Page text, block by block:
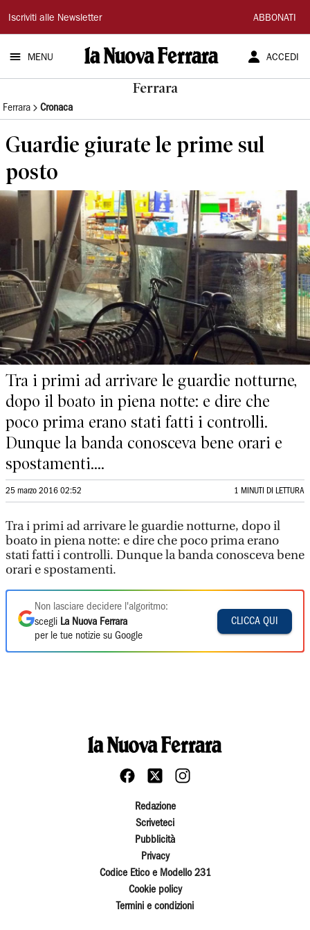
La
Nuova
Ferrara
Iscriviti alle Newsletter ABBONATI
MENU ACCEDI
Ferrara
Ferrara Cronaca
Guardie giurate le prime sul
posto
Tra i primi ad arrivare le guardie notturne,
dopo il boato in piena notte: e dire che
poco prima erano stati fatti i controlli.
Dunque la banda conosceva bene orari e
spostamenti....
25 marzo 2016 02:52 1 MINUTI DI LETTURA
Tra i primi ad arrivare le guardie notturne, dopo il
boato in piena notte: e dire che poco prima erano
stati fatti i controlli. Dunque la banda conosceva bene
orari e spostamenti.
Non lasciare decidere l'algoritmo:
scegli La Nuova Ferrara
per le tue notizie su Google
CLICCA QUI
Redazione
Scriveteci
Pubblicità
Privacy
Codice Etico e Modello 231
Cookie policy
Termini e condizioni